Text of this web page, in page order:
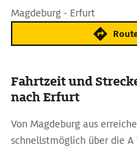
Magdeburg - Erfurt
Fahrtzeit und
nach Erfurt
Von Magdeburg aus
schnellstmöglich über die A